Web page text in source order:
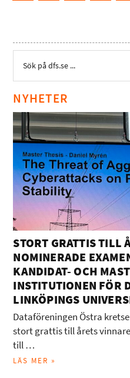
NYHETER
STORT GRATTIS TILL
NOMINERADE
KANDIDAT- OCH
INSTITUTIONEN FÖR
LINKÖPINGS
Dataföreningen Östra
stort grattis till årets
till …
LÄS MER »